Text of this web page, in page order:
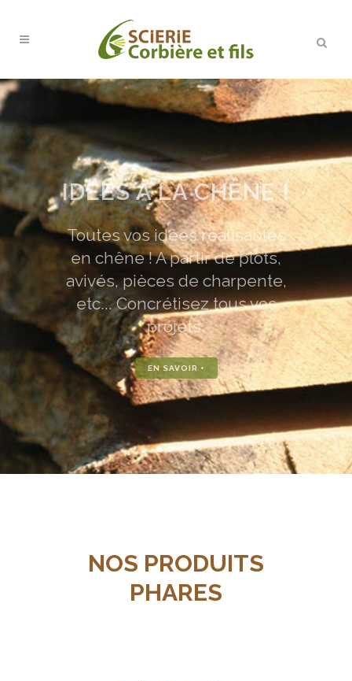
IDÉES À LA CHÊNE !
Toutes vos idées réalisables
en chêne ! A partir de plots,
avivés, pièces de charpente,
etc... Concrétisez tous vos
projets.
EN SAVOIR +
NOS PRODUITS
PHARES